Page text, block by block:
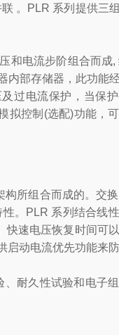
。PLR 系列提供三
和电流步阶组合而成,
内部存储器，此功能
过电流保护，当保
拟控制(选配)功能，
所组合而成的。交
。PLR 系列结合线
快速电压恢复时间可
启动电流优先功能来
耐久性试验和电子